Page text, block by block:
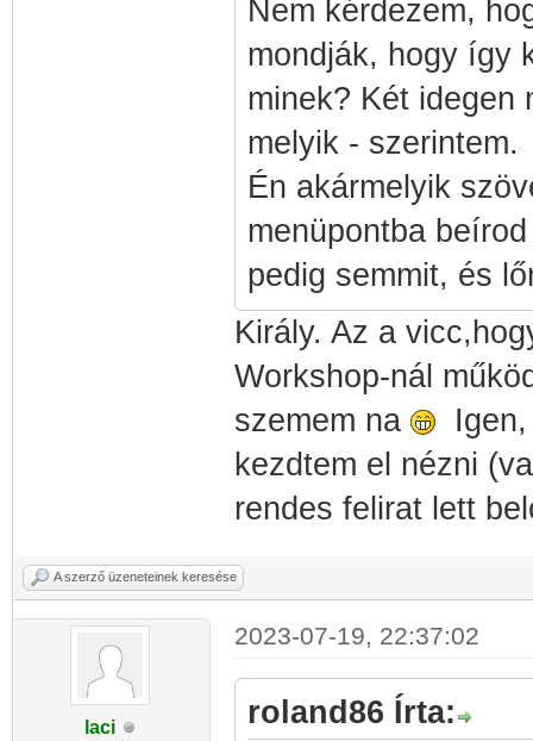
Nem kérdezem,
mondják, hogy így
minek? Két idegen
melyik - szerintem.
Én akármelyik
menüpontba
pedig semmit, és
Király. Az a
Workshop-nál
szemem na
Igen,
kezdtem el nézni
rendes felirat lett
A szerző üzeneteinek keresése
laci
2023-07-19, 22:37:02
roland86 Írta: